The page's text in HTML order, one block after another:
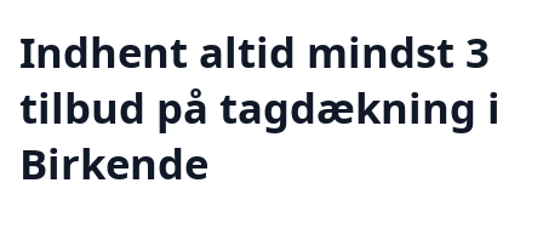
Indhent altid mindst 3
tilbud på tagdækning i
Birkende